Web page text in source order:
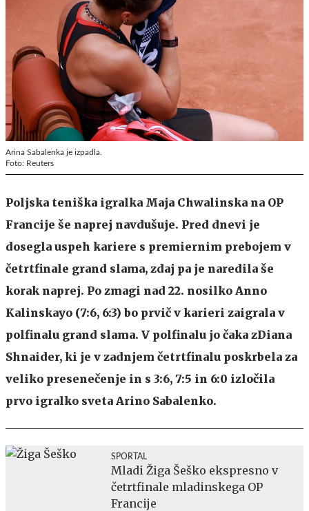
Arina Sabalenka je izpadla.
Foto: Reuters
Poljska teniška igralka Maja Chwalinska na OP
Francije še naprej navdušuje. Pred dnevi je
dosegla uspeh kariere s premiernim prebojem v
četrtfinale grand slama, zdaj pa je naredila še
korak naprej. Po zmagi nad 22. nosilko Anno
Kalinskayo (7:6, 6:3) bo prvič v karieri zaigrala v
polfinalu grand slama. V polfinalu jo čaka zDiana
Shnaider, ki je v zadnjem četrtfinalu poskrbela za
veliko presenečenje in s 3:6, 7:5 in 6:0 izločila
prvo igralko sveta Arino Sabalenko.
SPORTAL
Mladi Žiga Šeško ekspresno v
četrtfinale mladinskega OP
Francije